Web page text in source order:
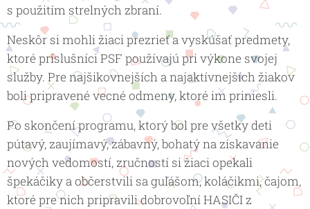
s použitím strelných zbraní.
Neskôr si mohli žiaci prezrieť a vyskúšať predmety,
ktoré príslušníci PSF používajú pri výkone svojej
služby. Pre najšikovnejších a najaktívnejších žiakov
boli pripravené vecné odmeny, ktoré im priniesli.
Po skončení programu, ktorý bol pre všetky deti
pútavý, zaujímavý, zábavný, bohatý na získavanie
nových vedomostí, zručností si žiaci opekali
špekáčiky a občerstvili sa guľášom, koláčikmi, čajom,
ktoré pre nich pripravili dobrovoľní HASIČI z